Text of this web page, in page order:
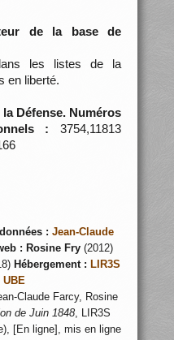
de la base de
les listes de la
en liberté.
Défense. Numéros
:3754,11813
: Jean-Claude
: Rosine Fry (2012)
Hébergement : LIR3S
UBE
Claude Farcy, Rosine
de Juin 1848, LIR3S
[En ligne], mis en ligne